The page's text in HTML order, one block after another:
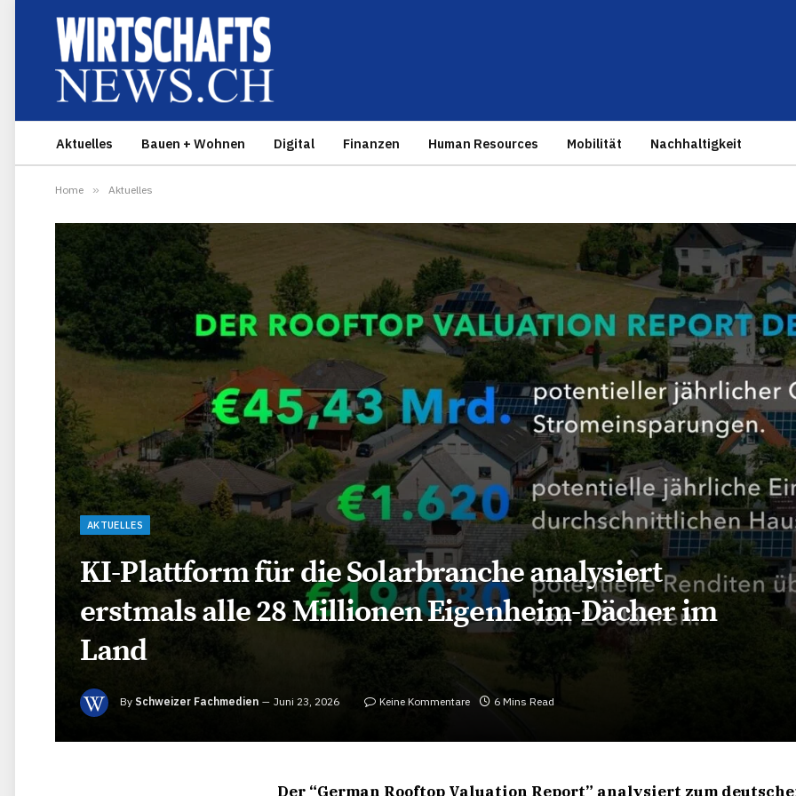
Aktuelles Bauen + Wohnen Digital Finanzen Human Resources Mobilität Nachhaltigkeit
Home » Aktuelles
AKTUELLES
KI-Plattform für die Solarbranche analysiert
erstmals alle 28 Millionen Eigenheim-Dächer im
Land
By Schweizer Fachmedien Juni 23, 2026 Keine Kommentare 6 Mins Read
Der “German Rooftop Valuation Report” analysiert zum